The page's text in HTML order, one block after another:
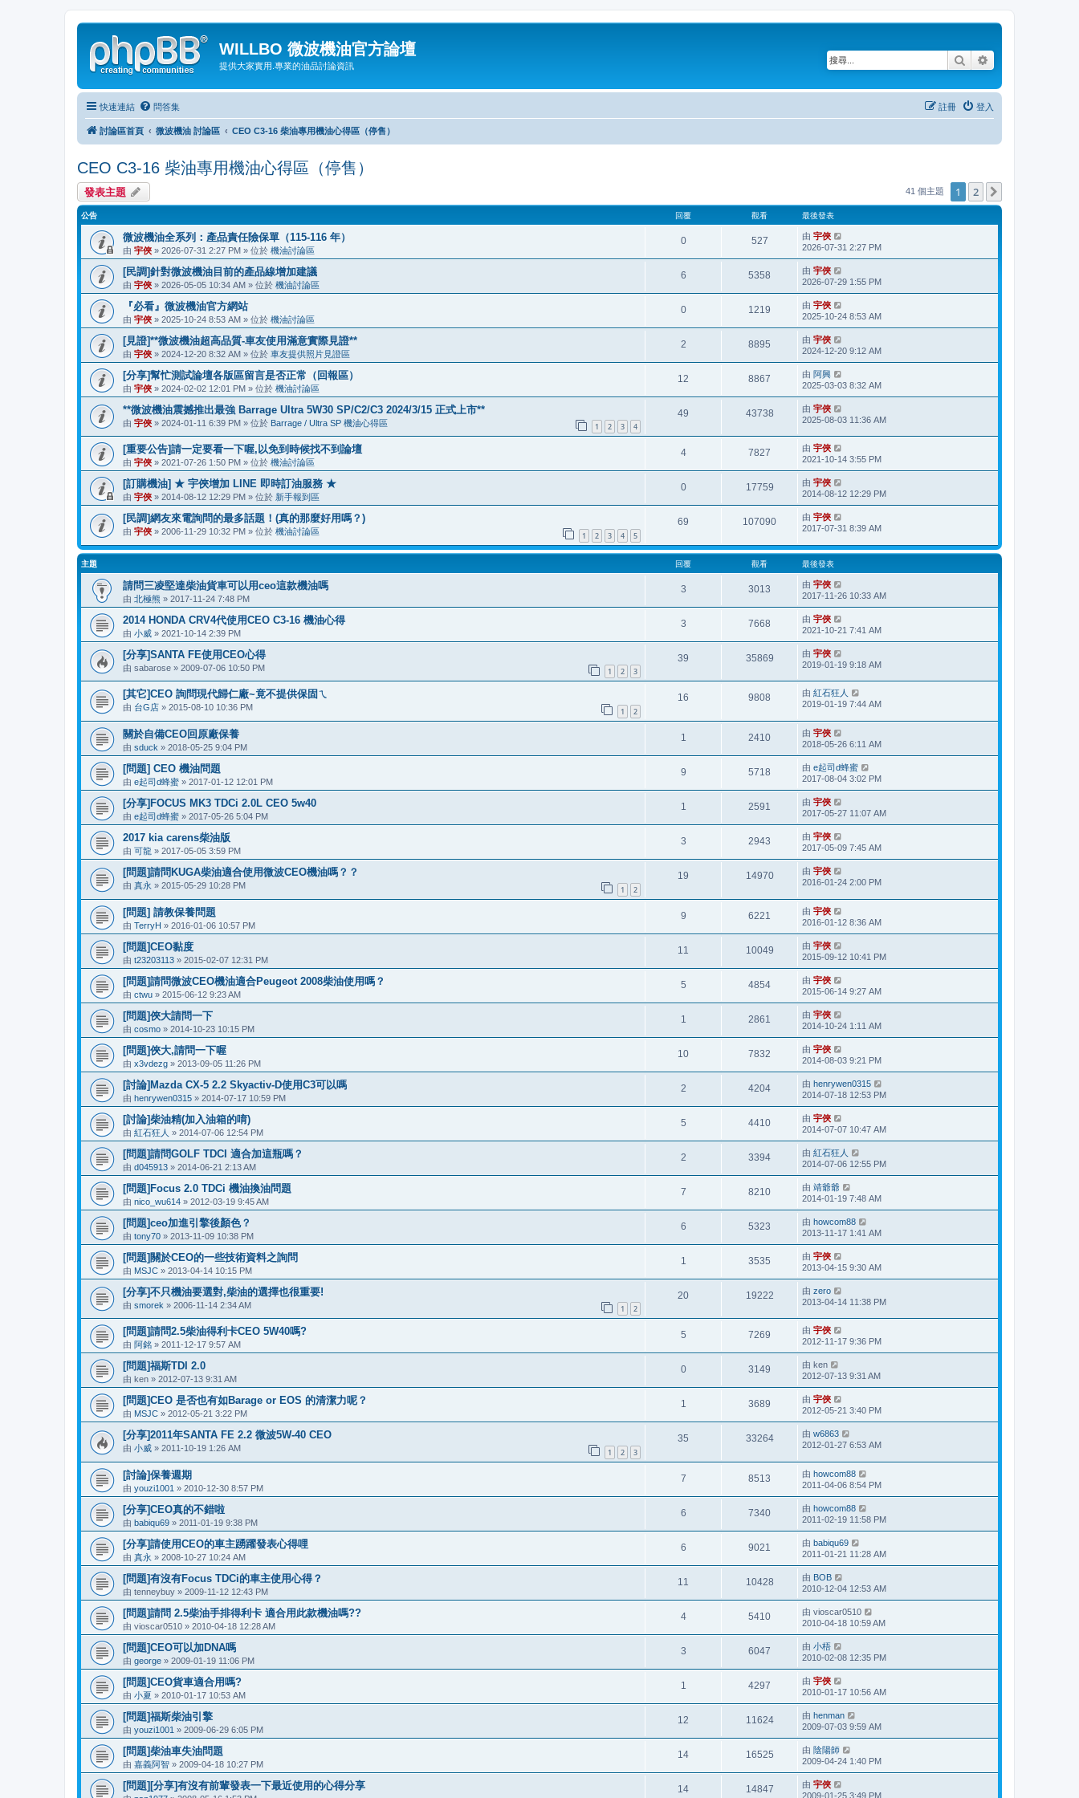
WILLBO 微波機油官方論壇
提供大家實用.專業的油品討論資訊 搜尋
快速連結 問答集 登入
註冊
討論區首頁 微波機油 討論區 CEO C3-16 柴油專用機油心得區（停售）
CEO C3-16 柴油專用機油心得區（停售）
發表主題 41 個主題 1 2
公告 回覆 觀看 最後發表
微波機油全系列：產品責任險保單（115-116 年）
由 宇俠 » 2026-07-31 2:27 PM » 位於 機油討論區
0 527 由 宇俠
2026-07-31 2:27 PM
[民調]針對微波機油目前的產品線增加建議
由 宇俠 » 2026-05-05 10:34 AM » 位於 機油討論區
6 5358 由 宇俠
2026-07-29 1:55 PM
『必看』微波機油官方網站
由 宇俠 » 2025-10-24 8:53 AM » 位於 機油討論區
0 1219 由 宇俠
2025-10-24 8:53 AM
[見證]**微波機油超高品質-車友使用滿意實際見證**
由 宇俠 » 2024-12-20 8:32 AM » 位於 車友提供照片見證區
2 8895 由 宇俠
2024-12-20 9:12 AM
[分享]幫忙測試論壇各版區留言是否正常（回報區）
由 宇俠 » 2024-02-02 12:01 PM » 位於 機油討論區
12 8867 由 阿興
2025-03-03 8:32 AM
**微波機油震撼推出最強 Barrage Ultra 5W30 SP/C2/C3 2024/3/15 正式上市**
由 宇俠 » 2024-01-11 6:39 PM » 位於 Barrage / Ultra SP 機油心得區 1 2 3 4
49 43738 由 宇俠
2025-08-03 11:36 AM
[重要公告]請一定要看一下喔,以免到時候找不到論壇
由 宇俠 » 2021-07-26 1:50 PM » 位於 機油討論區
4 7827 由 宇俠
2021-10-14 3:55 PM
[訂購機油] ★ 宇俠增加 LINE 即時訂油服務 ★
由 宇俠 » 2014-08-12 12:29 PM » 位於 新手報到區
0 17759 由 宇俠
2014-08-12 12:29 PM
[民調]網友來電詢問的最多話題！(真的那麼好用嗎？)
由 宇俠 » 2006-11-29 10:32 PM » 位於 機油討論區 1 2 3 4 5
69 107090 由 宇俠
2017-07-31 8:39 AM
主題 回覆 觀看 最後發表
請問三凌堅達柴油貨車可以用ceo這款機油嗎
由 北極熊 » 2017-11-24 7:48 PM
3 3013 由 宇俠
2017-11-26 10:33 AM
2014 HONDA CRV4代使用CEO C3-16 機油心得
由 小威 » 2021-10-14 2:39 PM
3 7668 由 宇俠
2021-10-21 7:41 AM
[分享]SANTA FE使用CEO心得
由 sabarose » 2009-07-06 10:50 PM 1 2 3
39 35869 由 宇俠
2019-01-19 9:18 AM
[其它]CEO 詢問現代歸仁廠~竟不提供保固ㄟ
由 台G店 » 2015-08-10 10:36 PM 1 2
16 9808 由 紅石狂人
2019-01-19 7:44 AM
關於自備CEO回原廠保養
由 sduck » 2018-05-25 9:04 PM
1 2410 由 宇俠
2018-05-26 6:11 AM
[問題] CEO 機油問題
由 e起司d蜂蜜 » 2017-01-12 12:01 PM
9 5718 由 e起司d蜂蜜
2017-08-04 3:02 PM
[分享]FOCUS MK3 TDCi 2.0L CEO 5w40
由 e起司d蜂蜜 » 2017-05-26 5:04 PM
1 2591 由 宇俠
2017-05-27 11:07 AM
2017 kia carens柴油版
由 可龍 » 2017-05-05 3:59 PM
3 2943 由 宇俠
2017-05-09 7:45 AM
[問題]請問KUGA柴油適合使用微波CEO機油嗎？？
由 真永 » 2015-05-29 10:28 PM 1 2
19 14970 由 宇俠
2016-01-24 2:00 PM
[問題] 請教保養問題
由 TerryH » 2016-01-06 10:57 PM
9 6221 由 宇俠
2016-01-12 8:36 AM
[問題]CEO黏度
由 t23203113 » 2015-02-07 12:31 PM
11 10049 由 宇俠
2015-09-12 10:41 PM
[問題]請問微波CEO機油適合Peugeot 2008柴油使用嗎？
由 ctwu » 2015-06-12 9:23 AM
5 4854 由 宇俠
2015-06-14 9:27 AM
[問題]俠大請問一下
由 cosmo » 2014-10-23 10:15 PM
1 2861 由 宇俠
2014-10-24 1:11 AM
[問題]俠大,請問一下喔
由 x3vdezg » 2013-09-05 11:26 PM
10 7832 由 宇俠
2014-08-03 9:21 PM
[討論]Mazda CX-5 2.2 Skyactiv-D使用C3可以嗎
由 henrywen0315 » 2014-07-17 10:59 PM
2 4204 由 henrywen0315
2014-07-18 12:53 PM
[討論]柴油精(加入油箱的唷)
由 紅石狂人 » 2014-07-06 12:54 PM
5 4410 由 宇俠
2014-07-07 10:47 AM
[問題]請問GOLF TDCI 適合加這瓶嗎？
由 d045913 » 2014-06-21 2:13 AM
2 3394 由 紅石狂人
2014-07-06 12:55 PM
[問題]Focus 2.0 TDCi 機油換油問題
由 nico_wu614 » 2012-03-19 9:45 AM
7 8210 由 靖爺爺
2014-01-19 7:48 AM
[問題]ceo加進引擎後顏色？
由 tony70 » 2013-11-09 10:38 PM
6 5323 由 howcom88
2013-11-17 1:41 AM
[問題]關於CEO的一些技術資料之詢問
由 MSJC » 2013-04-14 10:15 PM
1 3535 由 宇俠
2013-04-15 9:30 AM
[分享]不只機油要選對,柴油的選擇也很重要!
由 smorek » 2006-11-14 2:34 AM 1 2
20 19222 由 zero
2013-04-14 11:38 PM
[問題]請問2.5柴油得利卡CEO 5W40嗎?
由 阿銘 » 2011-12-17 9:57 AM
5 7269 由 宇俠
2012-11-17 9:36 PM
[問題]福斯TDI 2.0
由 ken » 2012-07-13 9:31 AM
0 3149 由 ken
2012-07-13 9:31 AM
[問題]CEO 是否也有如Barage or EOS 的清潔力呢？
由 MSJC » 2012-05-21 3:22 PM
1 3689 由 宇俠
2012-05-21 3:40 PM
[分享]2011年SANTA FE 2.2 微波5W-40 CEO
由 小威 » 2011-10-19 1:26 AM 1 2 3
35 33264 由 w6863
2012-01-27 6:53 AM
[討論]保養週期
由 youzi1001 » 2010-12-30 8:57 PM
7 8513 由 howcom88
2011-04-06 8:54 PM
[分享]CEO真的不錯啦
由 babiqu69 » 2011-01-19 9:38 PM
6 7340 由 howcom88
2011-02-19 11:58 PM
[分享]請使用CEO的車主踴躍發表心得哩
由 真永 » 2008-10-27 10:24 AM
6 9021 由 babiqu69
2011-01-21 11:28 AM
[問題]有沒有Focus TDCi的車主使用心得？
由 tenneybuy » 2009-11-12 12:43 PM
11 10428 由 BOB
2010-12-04 12:53 AM
[問題]請問 2.5柴油手排得利卡 適合用此款機油嗎??
由 vioscar0510 » 2010-04-18 12:28 AM
4 5410 由 vioscar0510
2010-04-18 10:59 AM
[問題]CEO可以加DNA嗎
由 george » 2009-01-19 11:06 PM
3 6047 由 小梧
2010-02-08 12:35 PM
[問題]CEO貨車適合用嗎?
由 小夏 » 2010-01-17 10:53 AM
1 4297 由 宇俠
2010-01-17 10:56 AM
[問題]福斯柴油引擎
由 youzi1001 » 2009-06-29 6:05 PM
12 11624 由 henman
2009-07-03 9:59 AM
[問題]柴油車失油問題
由 嘉義阿智 » 2009-04-18 10:27 PM
14 16525 由 陰陽師
2009-04-24 1:40 PM
[問題][分享]有沒有前輩發表一下最近使用的心得分享 14 14847 由 宇俠
2009-01-25 3:49 PM